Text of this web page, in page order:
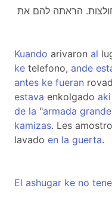
הגדול" שהגיע. היו כ- 30 חולצות. הראתה להם את
Kuando arivaron al
ke telefono, ande
antes ke fueran
estava enkolgado aki
de la "armada grande
kamizas. Les amostro
lavado en la guerta.
El ashugar ke no